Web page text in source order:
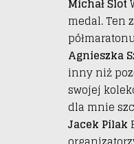
Michał Ślot
medal. Ten
Agnieszka
inny niż
swojej
dla mnie
Jacek Pilak